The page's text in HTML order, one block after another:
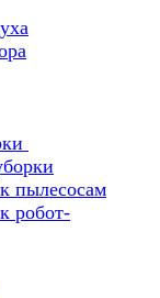
пылесосам
робот-